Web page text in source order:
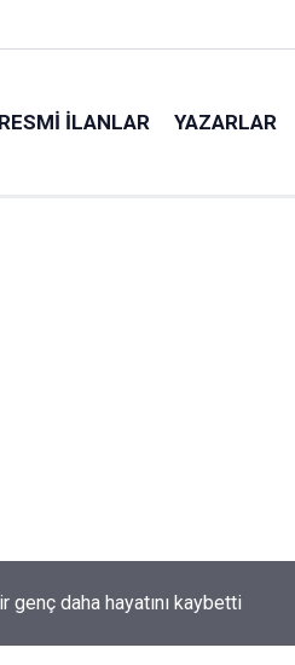
RESMI İLANLAR YAZARLAR
genç daha hayatını kaybetti